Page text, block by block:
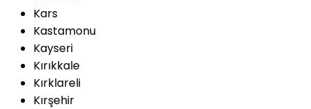
Kars
Kastamonu
Kayseri
Kırıkkale
Kırklareli
Kırşehir